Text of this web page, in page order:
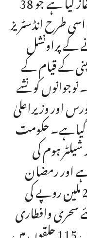
اسی طرح انڈسٹریز
کے پراونشل
کے قیام کے
کو نشے
اور وزیراعلیٰ
گیاہے۔ حکومت
ہوم کی
ہے اور رمضان
المبارک میں پناہ گاہوں میں 20 ملین روپے کی
سحری وافطاری
کا بندوبست کیا گیا۔رمضان میں 115 حلقوں میں